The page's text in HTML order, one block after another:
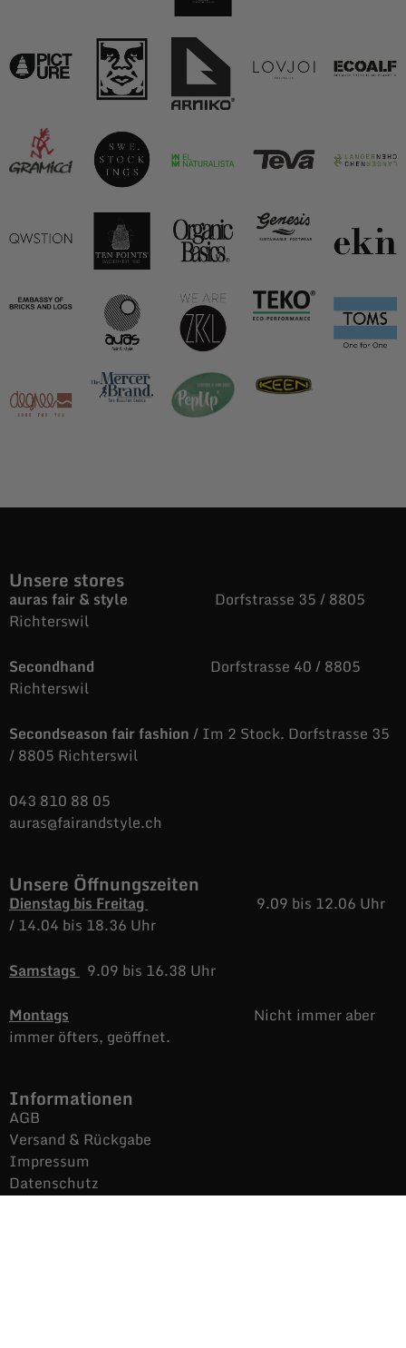
Unsere stores
auras fair & style Dorfstrasse 35 / 8805
Richterswil
Secondhand Dorfstrasse 40 / 8805
Richterswil
Secondseason fair fashion/ Im 2 Stock. Dorfstrasse 35
/ 8805 Richterswil
043 810 88 05
auras@fairandstyle.ch
Unsere Öffnungszeiten
Dienstag bis Freitag
9.09 bis 12.06 Uhr
/14.04 bis 18.36 Uhr
Samstags 9.09 bis 16.38 Uhr
Montags
Nicht immer aber
immer öfters, geöffnet.
Informationen
AGB
Versand & Rückgabe
Impressum
Datenschutz